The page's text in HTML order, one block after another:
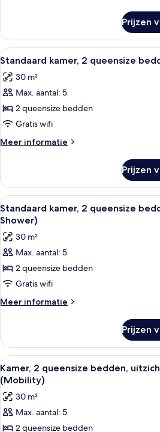
slechthorenden
laden
kamer,
queensize
toegankelijk
voor
Prijzen
Alle
foto's
voor
Standaard
kamer,
2
queensize
bedden
laden
Een
5
Standaard kamer, 2 queensize
30 m²
Max. aantal: 5
2 queensize bedden
Gratis wifi
Meer informatie
Meer
kamer,
queensize
bedden
(Mobility/Hearing)
Prijzen
Alle
foto's
voor
Standaard
kamer,
2
queensize
bedden
In
Shower)
laden
Een
5
Standaard kamer, 2 queensize
Shower)
30 m²
Max. aantal: 5
2 queensize bedden
Gratis wifi
Meer informatie
Meer
kamer,
queensize
bedden
(Mobility,
Roll-
In
Prijzen
Alle
foto's
voor
Kamer,
2
Een
5
Kamer, 2 queensize bedden,
(Mobility)
30 m²
Max. aantal: 5
2 queensize bedden